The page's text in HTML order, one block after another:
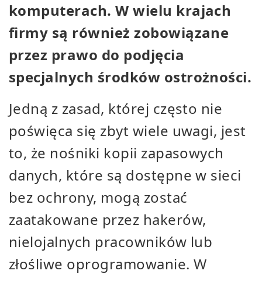
komputerach. W wielu krajach
firmy są również zobowiązane
przez prawo do podjęcia
specjalnych środków ostrożności.
Jedną z zasad, której często nie
poświęca się zbyt wiele uwagi, jest
to, że nośniki kopii zapasowych
danych, które są dostępne w sieci
bez ochrony, mogą zostać
zaatakowane przez hakerów,
nielojalnych pracowników lub
złośliwe oprogramowanie. W